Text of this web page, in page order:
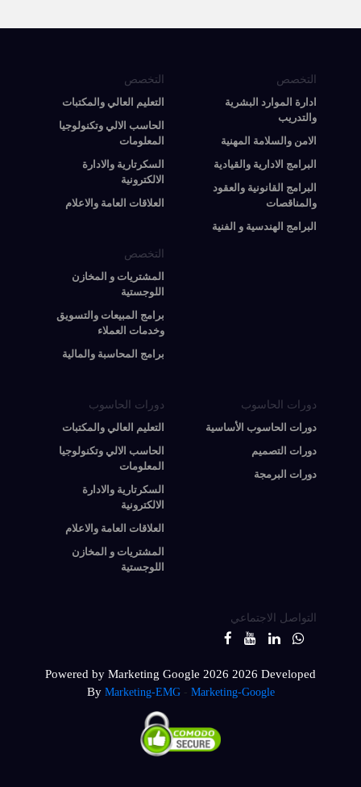
التخصص
ادارة الموارد البشرية
والتدريب
الامن والسلامة المهنية
البرامج الادارية والقيادية
البرامج القانونية والعقود
والمناقصات
البرامج الهندسية و الفنية
التخصص
التعليم العالي والمكتبات
الحاسب الالي وتكنولوجيا
المعلومات
السكرتارية والادارة
الالكترونية
العلاقات العامة والاعلام
التخصص
المشتريات و المخازن
اللوجستية
برامج المبيعات والتسويق
وخدمات العملاء
برامج المحاسبة والمالية
دورات الحاسوب
دورات الحاسوب الأساسية
دورات التصميم
دورات البرمجة
دورات الحاسوب
التعليم العالي والمكتبات
الحاسب الالي وتكنولوجيا
المعلومات
السكرتارية والادارة
الالكترونية
العلاقات العامة والاعلام
المشتريات و المخازن
اللوجستية
التواصل الاجتماعي
Powered by Marketing Google 2026 2026 Developed
By Marketing-EMG- Marketing-Google